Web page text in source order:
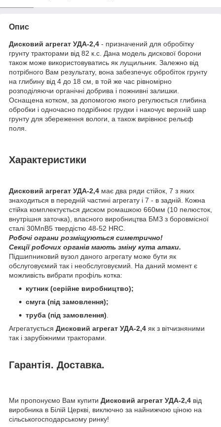
Опис
Дисковий агрегат УДА-2,4 - призначений для обробітку
грунту тракторами від 82 к.с. Дана модель дискової борони
також може використовуватись як лущильник. Залежно від
потрібного Вам результату, вона забезпечує обробіток грунту
на глибину від 4 до 18 см, в той же час рівномірно
розподіляючи органічні добрива і пожнивні залишки.
Оснащена котком, за допомогою якого регулюється глибина
обробки і одночасно подрібнює грудки і накочує верхній шар
грунту для збереження вологи, а також вирівнює рельєф
поля.
Характеристики
Дисковий агрегат УДА-2,4 має два ряди стійок, 7 з яких
знаходиться в передній частині агрегату і 7 - в задній. Кожна
стійка комплектується диском ромашкою 660мм (10 пелюсток,
внутрішня заточка), власного виробництва БМЗ з боровмісної
сталі 30MnB5 твердістю 48-52 HRC.
Робочі ограни розміщуються симетрично!
Секції робочих органів мають зміну кута атаки.
Підшипниковий вузол даного агрегату може бути як
обслуговуємий так і необслуговуємий. На даний момент є
можливість вибрати профіль котка:
кутник (серійне виробництво);
смуга (під замовлення);
труба (під замовлення)
Агрегатується Дисковий агрегат УДА-2,4 як з вітчизняними
так і зарубіжними тракторами.
Гарантія. Доставка.
Ми пропонуємо Вам купити Дисковий агрегат УДА-2,4 від
виробника в Білій Церкві, виключно за найнижчою ціною на
сільськогосподарському ринку!